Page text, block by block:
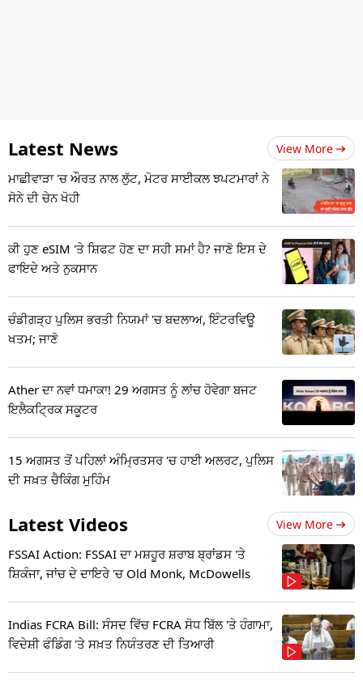
Latest News View More
ਮਾਛੀਵਾੜਾ 'ਚ ਔਰਤ ਨਾਲ ਲੁੱਟ, ਮੋਟਰ ਸਾਈਕਲ ਝਪਟਮਾਰਾਂ ਨੇ
ਸੋਨੇ ਦੀ ਚੇਨ ਖੋਹੀ
ਕੀ ਹੁਣ eSIM 'ਤੇ ਸ਼ਿਫਟ ਹੋਣ ਦਾ ਸਹੀ ਸਮਾਂ ਹੈ? ਜਾਣੋ ਇਸ ਦੇ
ਫਾਇਦੇ ਅਤੇ ਨੁਕਸਾਨ
ਚੰਡੀਗੜ੍ਹ ਪੁਲਿਸ ਭਰਤੀ ਨਿਯਮਾਂ 'ਚ ਬਦਲਾਅ, ਇੰਟਰਵਿਊ
ਖਤਮ; ਜਾਣੋ
Ather ਦਾ ਨਵਾਂ ਧਮਾਕਾ! 29 ਅਗਸਤ ਨੂੰ ਲਾਂਚ ਹੋਵੇਗਾ ਬਜਟ
ਇਲੈਕਟ੍ਰਿਕ ਸਕੂਟਰ
15 ਅਗਸਤ ਤੋਂ ਪਹਿਲਾਂ ਅੰਮ੍ਰਿਤਸਰ 'ਚ ਹਾਈ ਅਲਰਟ, ਪੁਲਿਸ
ਦੀ ਸਖ਼ਤ ਚੈਕਿੰਗ ਮੁਹਿੰਮ
Latest Videos View More
FSSAI Action: FSSAI ਦਾ ਮਸ਼ਹੂਰ ਸ਼ਰਾਬ ਬ੍ਰਾਂਡਸ 'ਤੇ
ਸ਼ਿਕੰਜਾ, ਜਾਂਚ ਦੇ ਦਾਇਰੇ 'ਚ Old Monk, McDowells
Indias FCRA Bill: ਸੰਸਦ ਵਿੱਚ FCRA ਸੋਧ ਬਿੱਲ 'ਤੇ ਹੰਗਾਮਾ,
ਵਿਦੇਸ਼ੀ ਫੰਡਿੰਗ 'ਤੇ ਸਖ਼ਤ ਨਿਯੰਤਰਣ ਦੀ ਤਿਆਰੀ